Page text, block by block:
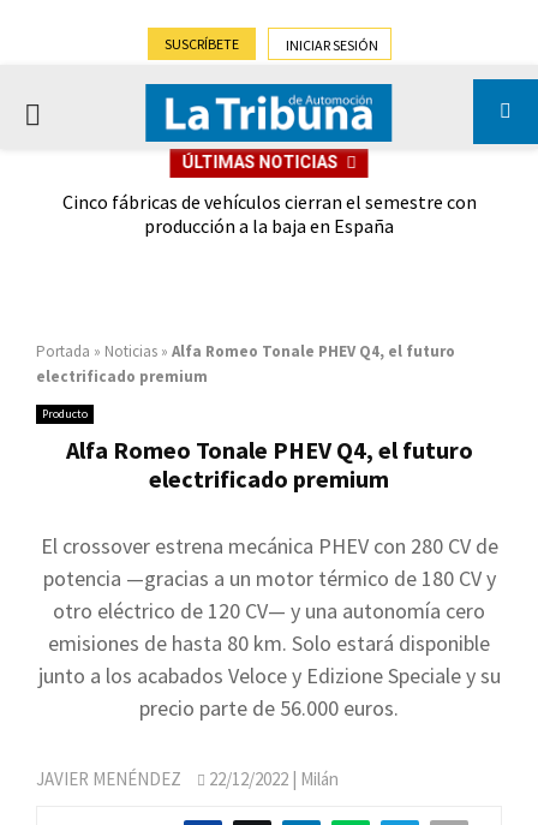
SUSCRÍBETE INICIAR SESIÓN
PRIMARY
ÚLTIMAS NOTICIAS
Cinco fábricas de vehículos cierran el semestre con
producción a la baja en España
Portada » Noticias » Alfa Romeo Tonale PHEV Q4, el futuro
electrificado premium
Producto
Alfa Romeo Tonale PHEV Q4, el futuro
electrificado premium
El crossover estrena mecánica PHEV con 280 CV de
potencia —gracias a un motor térmico de 180 CV y
otro eléctrico de 120 CV— y una autonomía cero
emisiones de hasta 80 km. Solo estará disponible
junto a los acabados Veloce y Edizione Speciale y su
precio parte de 56.000 euros.
JAVIER MENÉNDEZ 22/12/2022 | Milán